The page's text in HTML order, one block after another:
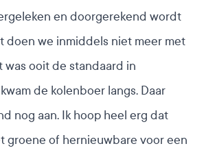
en doorgerekend wordt
doen we inmiddels niet meer met
was ooit de standaard in
de kolenboer langs. Daar
nog aan. Ik hoop heel erg dat
groene of hernieuwbare voor een